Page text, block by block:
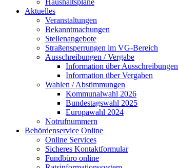
Haushaltspläne
Aktuelles
Veranstaltungen
Bekanntmachungen
Stellenangebote
Straßensperrungen im VG-Bereich
Ausschreibungen / Vergabe
Information über Ausschreibungen
Information über Vergaben
Wahlen / Abstimmungen
Kommunalwahl 2026
Bundestagswahl 2025
Europawahl 2024
Notrufnummern
Behördenservice Online
Online Services
Sicheres Kontaktformular
Fundbüro online